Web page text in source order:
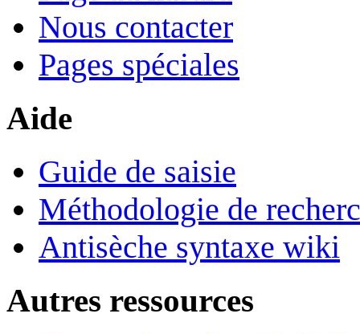
Nous contacter
Pages spéciales
Aide
Guide de saisie
Méthodologie de
Antisèche syntaxe wiki
Autres ressources